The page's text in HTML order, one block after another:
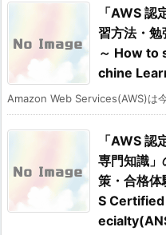
「AWS 認
習方法・勉
～ How to
chine
Amazon Web Services(AWS)は
「AWS 認
専門知識」
策・合格
S